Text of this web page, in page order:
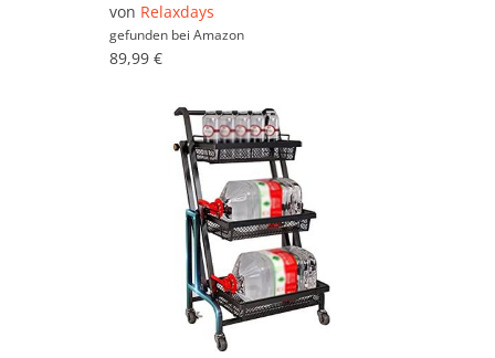
von Relaxdays
gefunden bei Amazon
89,99 €